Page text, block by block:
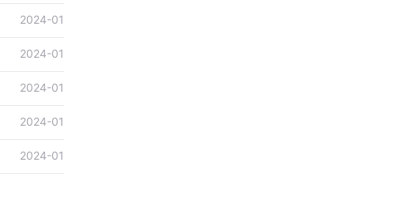
2024-01
2024-01
2024-01
2024-01
2024-01